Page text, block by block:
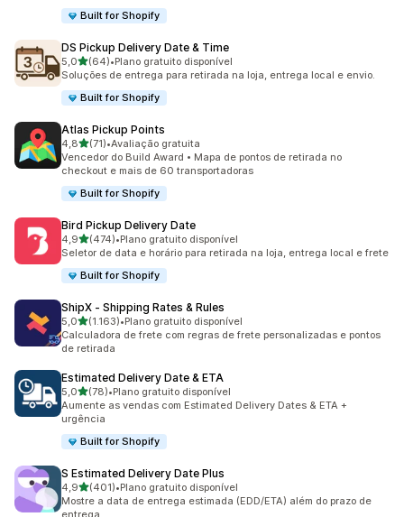
Built for Shopify
DS Pickup Delivery Date & Time
5,0de 5 estrelas
(64)
64 avaliações ao todo
•Plano gratuito disponível
Soluções de entrega para retirada na loja, entrega local e envio.
Built for Shopify
Atlas Pickup Points
4,8de 5 estrelas
(71)
71 avaliações ao todo
•Avaliação gratuita
Vencedor do Build Award • Mapa de pontos de retirada no
checkout e mais de 60 transportadoras
Built for Shopify
Bird Pickup Delivery Date
4,9de 5 estrelas
(474)
474 avaliações ao todo
•Plano gratuito disponível
Seletor de data e horário para retirada na loja, entrega local e frete
Built for Shopify
ShipX ‑ Shipping Rates & Rules
5,0de 5 estrelas
(1.163)
1163 avaliações ao todo
•Plano gratuito disponível
Calculadora de frete com regras de frete personalizadas e pontos
de retirada
Estimated Delivery Date & ETA
5,0de 5 estrelas
(78)
78 avaliações ao todo
•Plano gratuito disponível
Aumente as vendas com Estimated Delivery Dates & ETA +
urgência
Built for Shopify
S Estimated Delivery Date Plus
4,9de 5 estrelas
(401)
401 avaliações ao todo
•Plano gratuito disponível
Mostre a data de entrega estimada (EDD/ETA) além do prazo de
entrega